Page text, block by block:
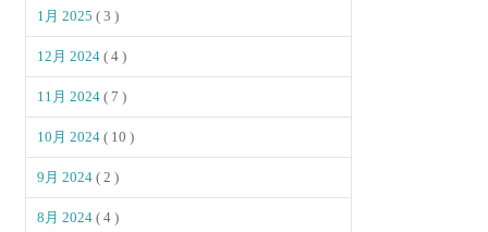
1月 2025( 3 )
12月 2024( 4 )
11月 2024( 7 )
10月 2024( 10 )
9月 2024( 2 )
8月 2024( 4 )